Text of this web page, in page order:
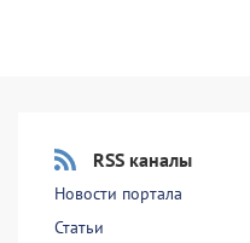
RSS каналы
Новости портала
Статьи